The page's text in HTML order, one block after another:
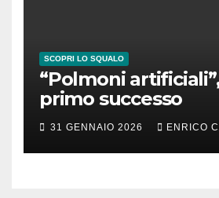
SCOPRI LO SQUALO
“Polmoni
primo successo
31 GENNAIO 2026 ENRICO